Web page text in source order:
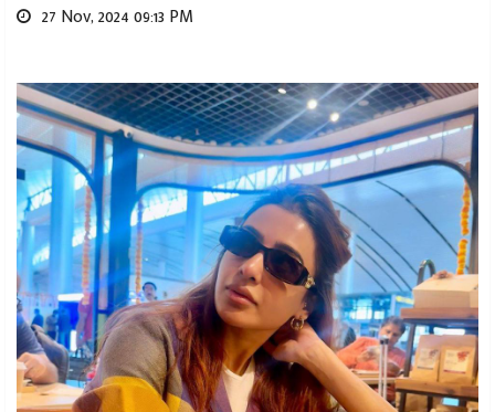
27 Nov, 2024 09:13 PM